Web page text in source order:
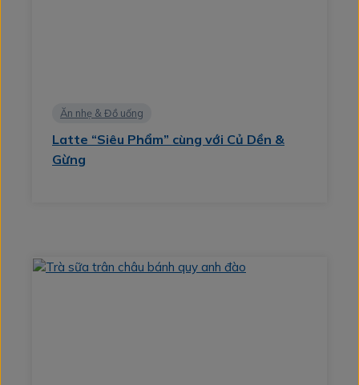
Ăn nhẹ & Đồ uống
Latte “Siêu Phẩm” cùng với Củ Dền &
Gừng